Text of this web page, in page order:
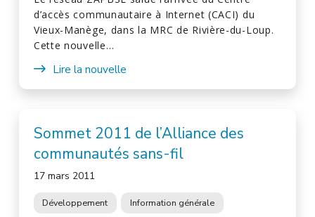
d’accès communautaire à Internet (CACI) du
Vieux-Manège, dans la MRC de Rivière-du-Loup.
Cette nouvelle…
Lire la nouvelle
Sommet 2011 de l’Alliance des
communautés sans-fil
17 mars 2011
Développement Information générale